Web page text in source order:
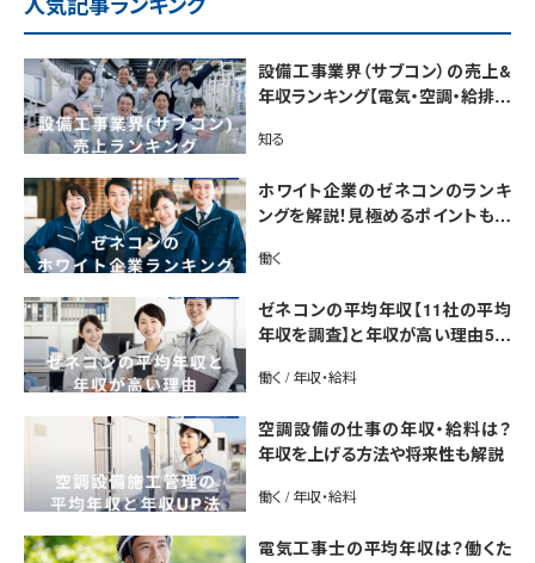
設備工事業界（サブコン）の売上&
年収ランキング【電気・空調・給排水
市場規模も解説
知る
ホワイト企業のゼネコンのランキ
ングを解説！見極めるポイントも紹
働く
ゼネコンの平均年収【11社の平均
年収を調査】と年収が高い理由5選
働く / 年収・給料
空調設備の仕事の年収・給料は？
年収を上げる方法や将来性も解説
働く / 年収・給料
電気工事士の平均年収は？働くた